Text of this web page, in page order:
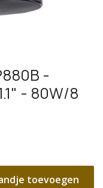
-
- 80W/8
toevoegen